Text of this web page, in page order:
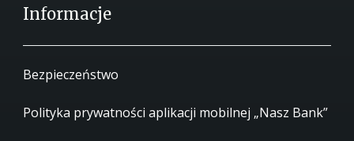
Informacje
Bezpieczeństwo
Polityka prywatności aplikacji mobilnej „Nasz Bank”